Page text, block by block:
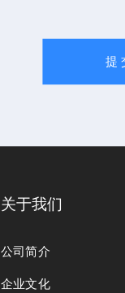
关于我们
公司简介
企业文化